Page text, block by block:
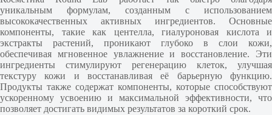
уникальным формулам, созданным с использованием
высококачественных активных ингредиентов. Основные
компоненты, такие как центелла, гиалуроновая кислота и
экстракты растений, проникают глубоко в слои кожи,
обеспечивая мгновенное увлажнение и восстановление. Эти
ингредиенты стимулируют регенерацию клеток, улучшая
текстуру кожи и восстанавливая её барьерную функцию.
Продукты также содержат компоненты, которые способствуют
ускоренному усвоению и максимальной эффективности, что
позволяет достигать видимых результатов за короткий срок.